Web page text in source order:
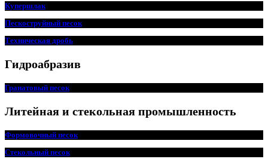
Купершлак
Пескоструйный песок
Техническая дробь
Гидроабразив
Гранатовый песок
Литейная и стекольная промышленность
Формовочный песок
Стекольный песок